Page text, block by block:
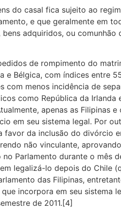
do casal fica sujeito ao
e que geralmente em
adquiridos, ou comunhão
de rompimento do
e Bélgica, com índices entre
com menos incidência de
como República da Irlanda
apenas as Filipinas e
em seu sistema legal. Por
favor da inclusão do divórcio
não vinculante, aprovando
Parlamento durante o mês
legalizá-lo depois do Chile
das Filipinas,
incorpora em seu sistema
de 2011.[4]